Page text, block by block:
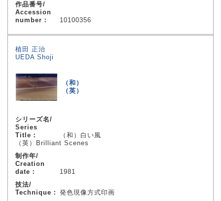
作品番号/
Accession
number：
10100356
植田 正治
UEDA Shoji
（和）
（英）
シリーズ名/
Series
Title：
（和）白い風
（英）Brilliant Scenes
制作年/
Creation
date：
1981
技法/
Technique： 発色現像方式印画